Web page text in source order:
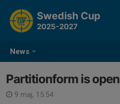
News
Swedish Cup
2025-2027
Partitionform is open
9 maj, 15:54